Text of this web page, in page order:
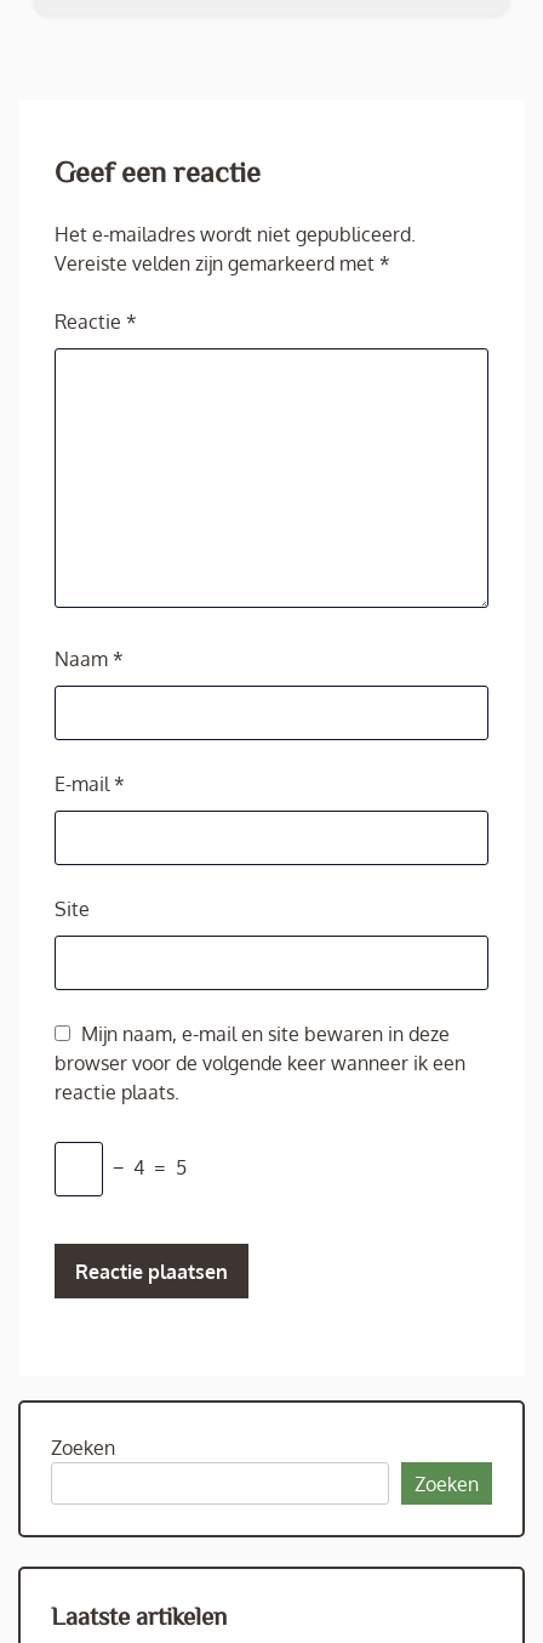
Geef een reactie
Het e-mailadres wordt niet gepubliceerd.
Vereiste velden zijn gemarkeerd met *
Reactie *
Naam *
E-mail*
Site
Mijn naam, e-mail en site bewaren in deze
browser voor de volgende keer wanneer ik een
reactie plaats.
− 4 = 5
Zoeken
Zoeken
Laatste artikelen